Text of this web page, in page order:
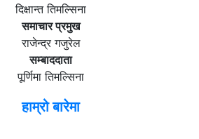
दिक्षान्त तिमल्सिना
समाचार प्रमुख
राजेन्द्र गजुरेल
सम्बाददाता
पूर्णिमा तिमल्सिना
हाम्रो बारेमा